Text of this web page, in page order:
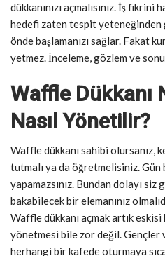
dükkanınızı açmalısınız. İş
hedefi zaten tespit yeteneğinden
önde başlamanızı sağlar. Fakat
yetmez. İnceleme, gözlem ve
Waffle Dükkanı
Nasıl Yönetilir?
Waffle dükkanı sahibi olursanız,
tutmalı ya da öğretmelisiniz.
yapamazsınız. Bundan dolayı siz
bakabilecek bir elemanınız
Waffle dükkanı açmak artık
yönetmesi bile zor değil. Gençler
herhangi bir kafede oturmaya